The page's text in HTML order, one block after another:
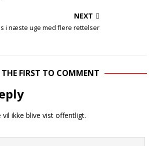
NEXT
i næste uge med flere rettelser
THE FIRST TO COMMENT
vil ikke blive vist offentligt.